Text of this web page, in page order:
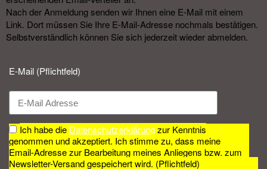
Nach der Anmeldung senden wir Ihnen eine E-Mail mit einem
Link. Dort müssen Sie Ihre E-Mail-Adresse nochmals bestätigen.
Selbstverständlich können Sie sich jederzeit wieder abmelden.​
E-Mail (Pflichtfeld)
Ich habe die Datenschutzerklärungzur Kenntnis
genommen und akzeptiert. Ich stimme zu, dass meine
Email-Adresse zur Bearbeitung meines Anliegens bzw. zum
Newsletter-Versand gespeichert wird. (Pflichtfeld)